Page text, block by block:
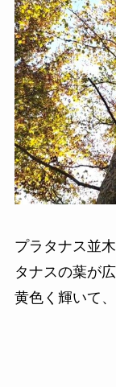
プラタナス並
タナスの葉が
黄色く輝いて